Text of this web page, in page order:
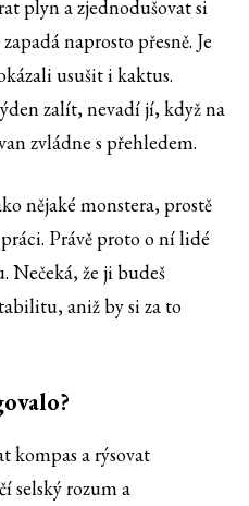
plyn a zjednodušovat si
naprosto přesně. Je
usušit i kaktus.
zalít, nevadí jí, když na
zvládne s přehledem.
nějaké monstera, prostě
Právě proto o ní lidé
Nečeká, že ji budeš
aniž by si za to
kompas a rýsovat
selský rozum a